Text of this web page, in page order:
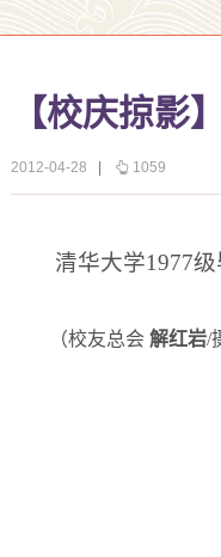
【校庆掠影
2012-04-28 1059
清华大学1977级
（校友总会 解红岩/